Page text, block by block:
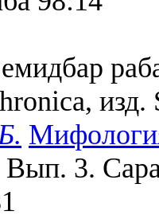
изд.
Вып. 3.